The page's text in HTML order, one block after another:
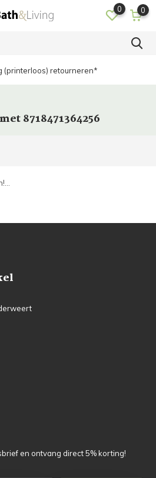
0 0
(printerloos) retourneren*
8718471364256
en ontvang direct 5% korting!